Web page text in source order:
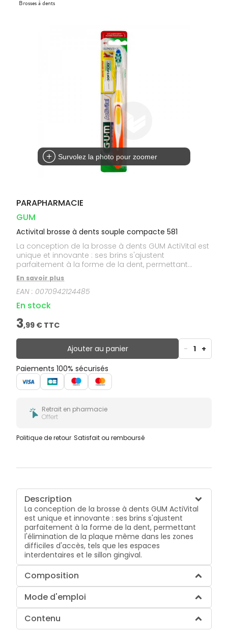
PHARMACIES
DISPOSITIFS
D’ORDONNANCE
Brosses à dents
Survolez la photo pour zoomer
PARAPHARMACIE
GUM
Activital brosse à dents souple compacte 581
La conception de la brosse à dents GUM ActiVital est
unique et innovante : ses brins s'ajustent
parfaitement à la forme de la dent, permettant
l'élimination de la plaque même dans les zones
difficiles d'accès, tels que les espaces interdentaires
et le sillon gingival.
En savoir plus
EAN : 0070942124485
En stock
3,99 € TTC
Ajouter au panier - 1 +
Paiements 100% sécurisés
Retrait en pharmacie
Offert
Politique de retour Satisfait ou remboursé
Description
La conception de la brosse à dents GUM ActiVital
est unique et innovante : ses brins s'ajustent
parfaitement à la forme de la dent, permettant
l'élimination de la plaque même dans les zones
difficiles d'accès, tels que les espaces
interdentaires et le sillon gingival.
Composition
Mode d'emploi
Contenu